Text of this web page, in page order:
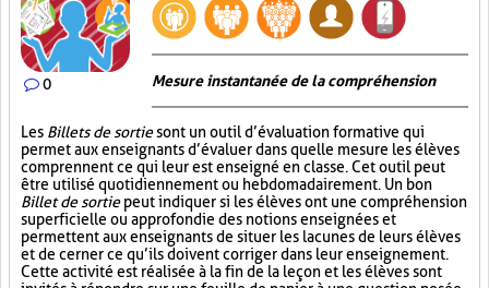
0 Mesure instantanée de la compréhension
Les Billets de sortiesont un outil d’évaluation formative qui
permet aux enseignants d’évaluer dans quelle mesure les élèves
comprennent ce qui leur est enseigné en classe. Cet outil peut
être utilisé quotidiennement ou hebdomadairement. Un bon
Billet de sortiepeut indiquer si les élèves ont une compréhension
superficielle ou approfondie des notions enseignées et
permettent aux enseignants de situer les lacunes de leurs élèves
et de cerner ce qu’ils doivent corriger dans leur enseignement.
Cette activité est réalisée à la fin de la leçon et les élèves sont